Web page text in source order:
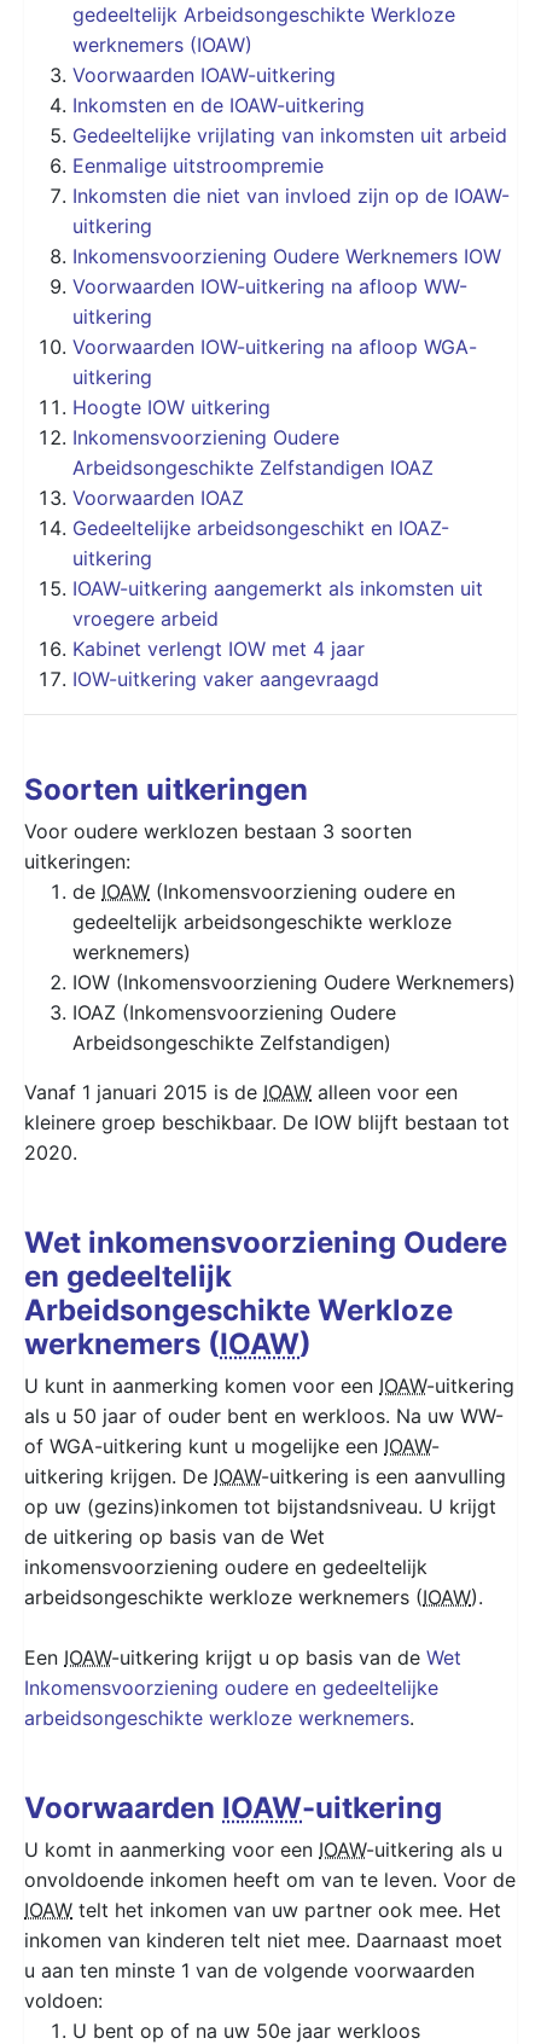
gedeeltelijk Arbeidsongeschikte Werkloze
werknemers (IOAW)
Voorwaarden IOAW-uitkering
Inkomsten en de IOAW-uitkering
Gedeeltelijke vrijlating van inkomsten uit arbeid
Eenmalige uitstroompremie
Inkomsten die niet van invloed zijn op de IOAW-
uitkering
Inkomensvoorziening Oudere Werknemers IOW
Voorwaarden IOW-uitkering na afloop WW-
uitkering
Voorwaarden IOW-uitkering na afloop WGA-
uitkering
Hoogte IOW uitkering
Inkomensvoorziening Oudere
Arbeidsongeschikte Zelfstandigen IOAZ
Voorwaarden IOAZ
Gedeeltelijke arbeidsongeschikt en IOAZ-
uitkering
IOAW-uitkering aangemerkt als inkomsten uit
vroegere arbeid
Kabinet verlengt IOW met 4 jaar
IOW-uitkering vaker aangevraagd
Soorten uitkeringen
Voor oudere werklozen bestaan 3 soorten
uitkeringen:
de IOAW (Inkomensvoorziening oudere en
gedeeltelijk arbeidsongeschikte werkloze
werknemers)
IOW (Inkomensvoorziening Oudere Werknemers)
IOAZ (Inkomensvoorziening Oudere
Arbeidsongeschikte Zelfstandigen)
Vanaf 1 januari 2015 is de IOAW alleen voor een
kleinere groep beschikbaar. De IOW blijft bestaan tot
2020.
Wet inkomensvoorziening Oudere
en gedeeltelijk
Arbeidsongeschikte Werkloze
werknemers (IOAW)
U kunt in aanmerking komen voor een IOAW-uitkering
als u 50 jaar of ouder bent en werkloos. Na uw WW-
of WGA-uitkering kunt u mogelijke een IOAW-
uitkering krijgen. De IOAW-uitkering is een aanvulling
op uw (gezins)inkomen tot bijstandsniveau. U krijgt
de uitkering op basis van de Wet
inkomensvoorziening oudere en gedeeltelijk
arbeidsongeschikte werkloze werknemers (IOAW).
Een IOAW-uitkering krijgt u op basis van de Wet
Inkomensvoorziening oudere en gedeeltelijke
arbeidsongeschikte werkloze werknemers.
Voorwaarden IOAW-uitkering
U komt in aanmerking voor een IOAW-uitkering als u
onvoldoende inkomen heeft om van te leven. Voor de
IOAW telt het inkomen van uw partner ook mee. Het
inkomen van kinderen telt niet mee. Daarnaast moet
u aan ten minste 1 van de volgende voorwaarden
voldoen:
U bent op of na uw 50e jaar werkloos